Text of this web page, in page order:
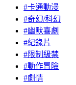
#卡通動漫
#奇幻/科幻
#幽默喜劇
#紀錄片
#限制級禁
#動作冒險
#劇情